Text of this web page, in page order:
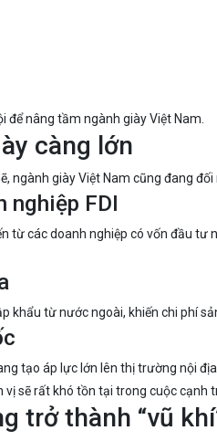
nâng tầm ngành giày Việt Nam.
càng lớn
ngành giày Việt Nam cũng đang
nghiệp FDI
từ các doanh nghiệp có vốn đầu
khẩu từ nước ngoài, khiến chi phí
tạo áp lực lớn lên thị trường nội
vị sẽ rất khó tồn tại trong cuộc cạnh
trở thành “vũ